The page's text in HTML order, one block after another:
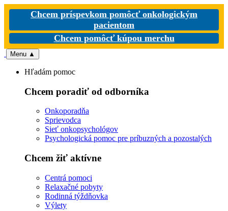
Chcem príspevkom pomôcť onkologickým
pacientom
Chcem pomôcť kúpou merchu
Menu ▲
Hľadám pomoc
Chcem poradiť od odborníka
Onkoporadňa
Sprievodca
Sieť onkopsychológov
Psychologická pomoc pre príbuzných a pozostalých
Chcem žiť aktívne
Centrá pomoci
Relaxačné pobyty
Rodinná týždňovka
Výlety